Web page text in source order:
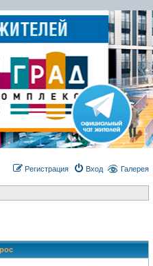
Галерея
Вход
Регистрация